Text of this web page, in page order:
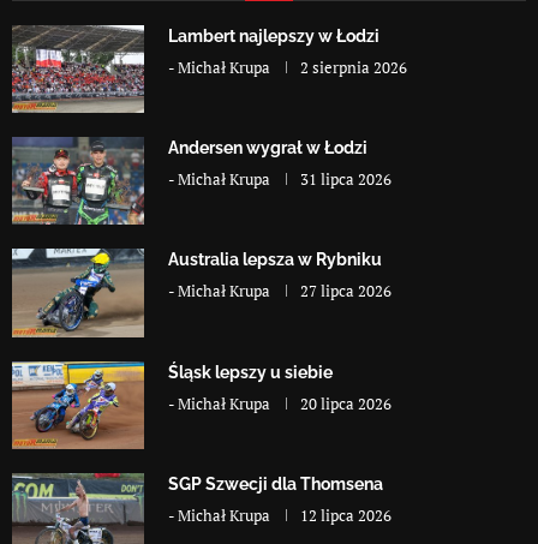
Lambert najlepszy w Łodzi
-Michał Krupa 2 sierpnia 2026
Andersen wygrał w Łodzi
-Michał Krupa 31 lipca 2026
Australia lepsza w Rybniku
-Michał Krupa 27 lipca 2026
Śląsk lepszy u siebie
-Michał Krupa 20 lipca 2026
SGP Szwecji dla Thomsena
-Michał Krupa 12 lipca 2026